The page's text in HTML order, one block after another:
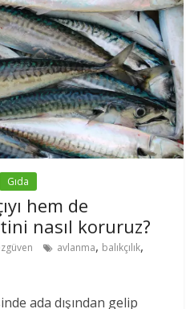
Gıda
hem de
nasıl koruruz?
avlanma, balıkçılık,
ada dışından gelip